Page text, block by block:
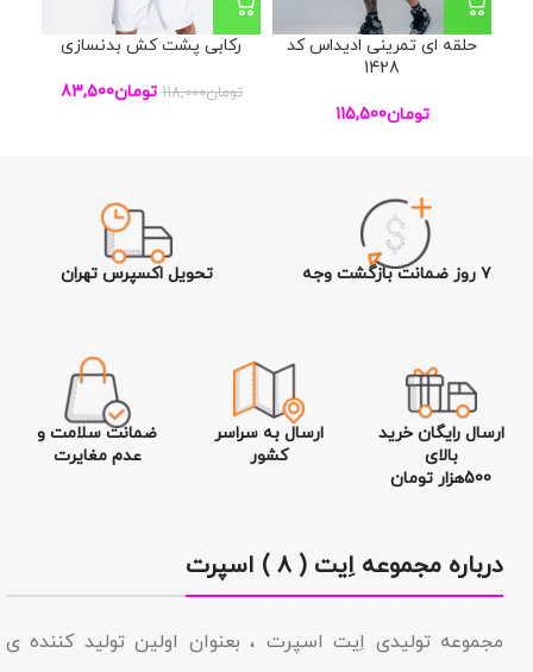
حلقه ای تمرینی ادیداس کد
1428
تومان115,500
رکابی پشت کش بدنسازی
تومان118,000 تومان83,500
۷ روز ضمانت بازگشت وجه تحویل اکسپرس تهران
ارسال رایگان خرید
بالای
500هزار تومان
ارسال به سراسر
کشور
ضمانت سلامت و
عدم مغایرت
درباره مجموعه اِیت ( ۸ ) اسپرت
مجموعه تولیدى اِیت اسپرت ، بعنوان اولین تولید کننده ی